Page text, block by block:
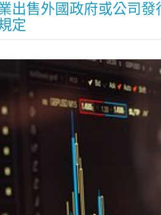
出售外國政府或公司
定